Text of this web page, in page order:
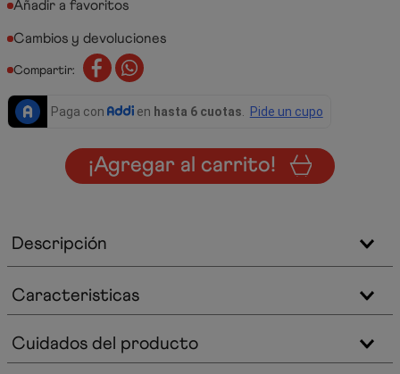
Cambios y devoluciones
Compartir:
¡Agregar al carrito!
Descripción
Caracteristicas
Cuidados del producto